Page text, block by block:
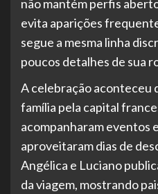
não mantém perfis
evita aparições
segue a mesma linha
poucos detalhes de sua
A celebração aconteceu
família pela capital
acompanharam eventos
aproveitaram dias de
Angélica e Luciano
da viagem, mostrando